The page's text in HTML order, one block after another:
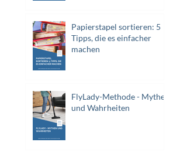
Papierstapel sortieren: 5
Tipps, die es einfacher
machen
FlyLady-Methode - Mythen
und Wahrheiten